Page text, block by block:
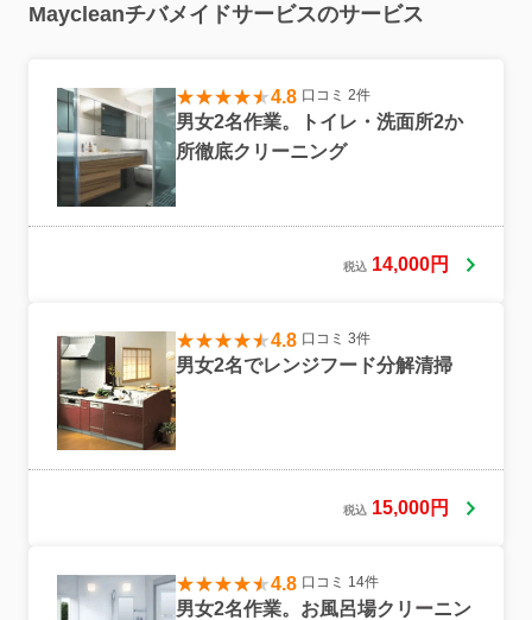
Maycleanチバメイドサービスのサービス
4.8 口コミ 2件
男女2名作業。トイレ・洗面所2か
所徹底クリーニング
税込 14,000円
4.8 口コミ 3件
男女2名でレンジフード分解清掃
税込 15,000円
4.8 口コミ 14件
男女2名作業。お風呂場クリーニン